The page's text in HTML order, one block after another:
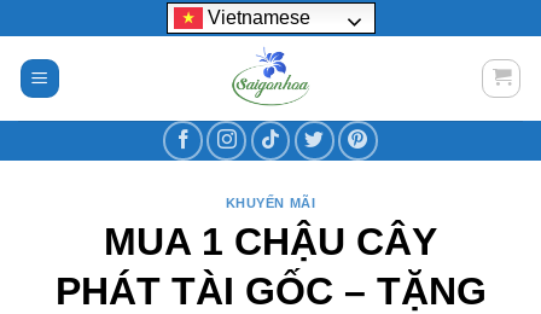
nội
dung
Vietnamese
KHUYẾN MÃI
MUA 1 CHẬU CÂY
PHÁT TÀI GỐC – TẶNG